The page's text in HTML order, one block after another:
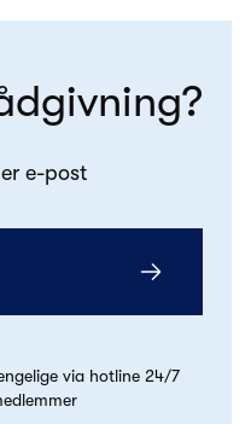
e-post
via hotline 24/7